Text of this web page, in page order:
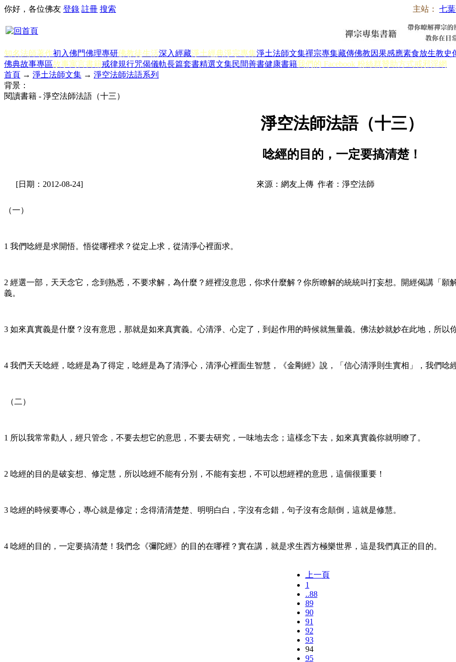
主站： 七
你好，各位佛友 登錄 註冊 搜索
知名法師著作初入佛門佛理專研佛教徒生活深入經藏淨土經典淨宗專集淨土法師文集禪宗專集藏傳佛教因果感應素食放生教史
佛典故事專區故事寓言書籍戒律規行咒偈儀軌長篇套書精選文集民間善書健康書籍我們的 Facebook 粉絲群贊助方式戒邪淫網
首頁 → 淨土法師文集 → 淨空法師法語系列
背景：
閱讀書籍 - 淨空法師法語（十三）
淨空法師法語（十三）
唸經的目的，一定要搞清楚！
[日期：2012-08-24] 來源：網友上傳 作者：淨空法師
（一）
1 我們唸經是求開悟。悟從哪裡求？從定上求，從清淨心裡面求。
2 經選一部，天天念它，念到熟悉，不要求解，為什麼？經裡沒意思，你求什麼解？你所瞭解的統統叫打妄想。開經偈講「
義。
3 如來真實義是什麼？沒有意思，那就是如來真實義。心清淨、心定了，到起作用的時候就無量義。佛法妙就妙在此地，所以
4 我們天天唸經，唸經是為了得定，唸經是為了清淨心，清淨心裡面生智慧，《金剛經》說，「信心清淨則生實相」，我們唸
（二）
1 所以我常常勸人，經只管念，不要去想它的意思，不要去研究，一味地去念；這樣念下去，如來真實義你就明瞭了。
2 唸經的目的是破妄想、修定慧，所以唸經不能有分別，不能有妄想，不可以想經裡的意思，這個很重要！
3 唸經的時候要專心，專心就是修定；念得清清楚楚、明明白白，字沒有念錯，句子沒有念顛倒，這就是修慧。
4 唸經的目的，一定要搞清楚！我們念《彌陀經》的目的在哪裡？實在講，就是求生西方極樂世界，這是我們真正的目的。
上一頁
1
..88
89
90
91
92
93
94
95